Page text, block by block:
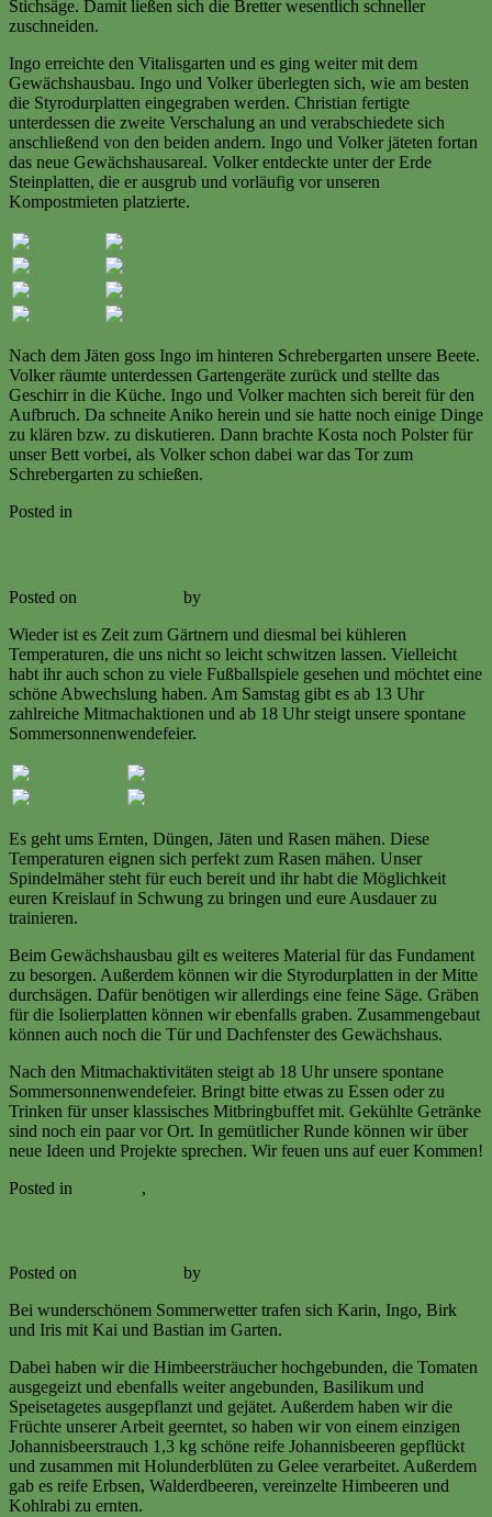
Stichsäge. Damit ließen sich die Bretter wesentlich schneller
zuschneiden.
Ingo erreichte den Vitalisgarten und es ging weiter mit dem
Gewächshausbau. Ingo und Volker überlegten sich, wie am besten
die Styrodurplatten eingegraben werden. Christian fertigte
unterdessen die zweite Verschalung an und verabschiedete sich
anschließend von den beiden andern. Ingo und Volker jäteten fortan
das neue Gewächshausareal. Volker entdeckte unter der Erde
Steinplatten, die er ausgrub und vorläufig vor unseren
Kompostmieten platzierte.
Nach dem Jäten goss Ingo im hinteren Schrebergarten unsere Beete.
Volker räumte unterdessen Gartengeräte zurück und stellte das
Geschirr in die Küche. Ingo und Volker machten sich bereit für den
Aufbruch. Da schneite Aniko herein und sie hatte noch einige Dinge
zu klären bzw. zu diskutieren. Dann brachte Kosta noch Polster für
unser Bett vorbei, als Volker schon dabei war das Tor zum
Schrebergarten zu schießen.
Posted in
Posted on by
Wieder ist es Zeit zum Gärtnern und diesmal bei kühleren
Temperaturen, die uns nicht so leicht schwitzen lassen. Vielleicht
habt ihr auch schon zu viele Fußballspiele gesehen und möchtet eine
schöne Abwechslung haben. Am Samstag gibt es ab 13 Uhr
zahlreiche Mitmachaktionen und ab 18 Uhr steigt unsere spontane
Sommersonnenwendefeier.
Es geht ums Ernten, Düngen, Jäten und Rasen mähen. Diese
Temperaturen eignen sich perfekt zum Rasen mähen. Unser
Spindelmäher steht für euch bereit und ihr habt die Möglichkeit
euren Kreislauf in Schwung zu bringen und eure Ausdauer zu
trainieren.
Beim Gewächshausbau gilt es weiteres Material für das Fundament
zu besorgen. Außerdem können wir die Styrodurplatten in der Mitte
durchsägen. Dafür benötigen wir allerdings eine feine Säge. Gräben
für die Isolierplatten können wir ebenfalls graben. Zusammengebaut
können auch noch die Tür und Dachfenster des Gewächshaus.
Nach den Mitmachaktivitäten steigt ab 18 Uhr unsere spontane
Sommersonnenwendefeier. Bringt bitte etwas zu Essen oder zu
Trinken für unser klassisches Mitbringbuffet mit. Gekühlte Getränke
sind noch ein paar vor Ort. In gemütlicher Runde können wir über
neue Ideen und Projekte sprechen. Wir feuen uns auf euer Kommen!
Posted in
,
Posted on by
Bei wunderschönem Sommerwetter trafen sich Karin, Ingo, Birk
und Iris mit Kai und Bastian im Garten.
Dabei haben wir die Himbeersträucher hochgebunden, die Tomaten
ausgegeizt und ebenfalls weiter angebunden, Basilikum und
Speisetagetes ausgepflanzt und gejätet. Außerdem haben wir die
Früchte unserer Arbeit geerntet, so haben wir von einem einzigen
Johannisbeerstrauch 1,3 kg schöne reife Johannisbeeren gepflückt
und zusammen mit Holunderblüten zu Gelee verarbeitet. Außerdem
gab es reife Erbsen, Walderdbeeren, vereinzelte Himbeeren und
Kohlrabi zu ernten.